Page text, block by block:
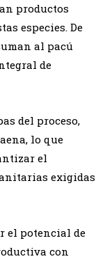
productos
especies. De
al pacú
de
del proceso,
lo que
el
exigidas
el potencial de
con